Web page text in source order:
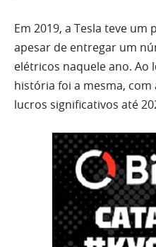
Em 2019, a Tesla teve um
apesar de entregar um
elétricos naquele ano. Ao
história foi a mesma,
lucros significativos até